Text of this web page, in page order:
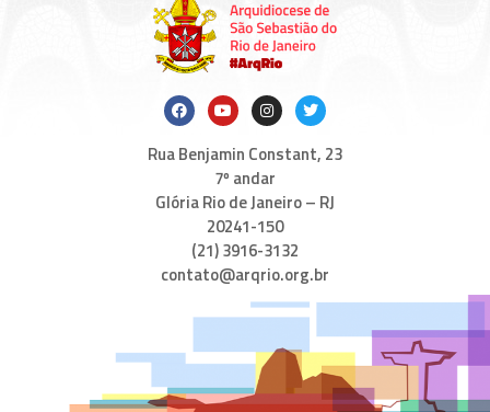
Rua Benjamin Constant, 23
7º andar
Glória Rio de Janeiro – RJ
20241-150
(21) 3916-3132
contato@arqrio.org.br